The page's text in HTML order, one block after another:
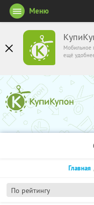
Мобильное
ещё
Меню
По рейтингу
Главная